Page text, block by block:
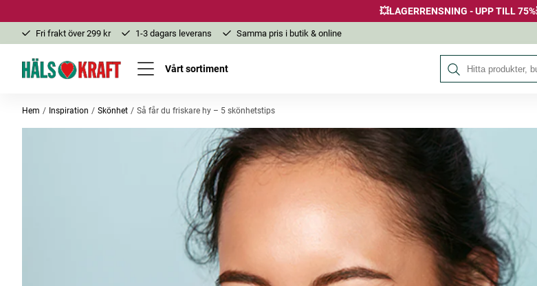
💥LAGERRENSNING - UPP TILL
Fri frakt över 299 kr 1-3 dagars leverans Samma pris i butik & online
Vårt sortiment Sök på Hälsokraft
Hem Inspiration Skönhet Så får du friskare hy – 5 skönhetstips